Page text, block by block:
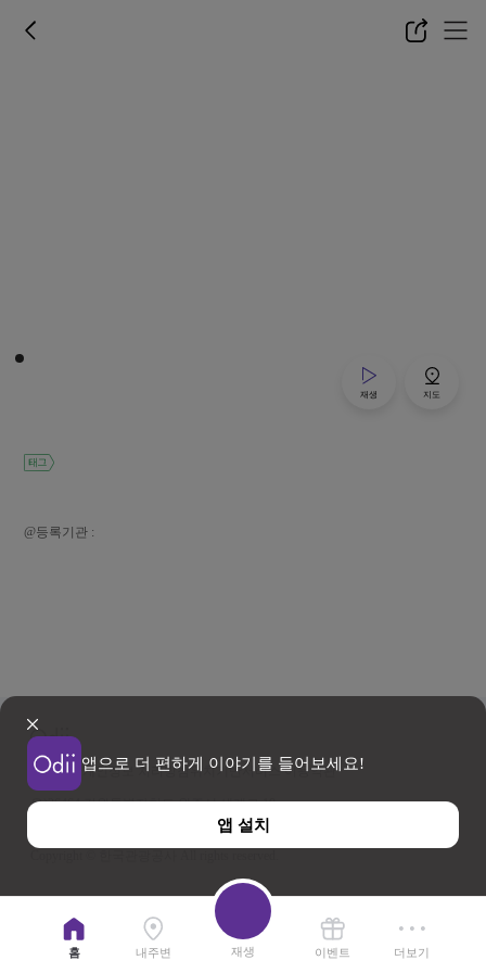
앱으로 더 편하게 이야기를 들어보세요!
앱 설치
재생 지도
태그
@등록기관 :
이용약관 개인정보 처리방침위치기반서비스 이용약관
우)26464 강원특별자치도 원주시 세계로 10
사업자등록번호 202-81-50707 TEL : 033-738-3000
홈 내주변 재생 이벤트 더보기